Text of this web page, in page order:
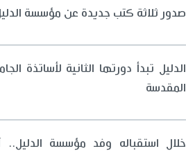
صدور ثلاثة كتب جديدة عن مؤسسة
الدليل تبدأ دورتها الثانية لأساتذة
المقدسة
خلال استقباله وفد مؤسسة الدليل..